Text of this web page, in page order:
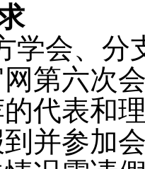
学会、分
第六次
代表和
并参加